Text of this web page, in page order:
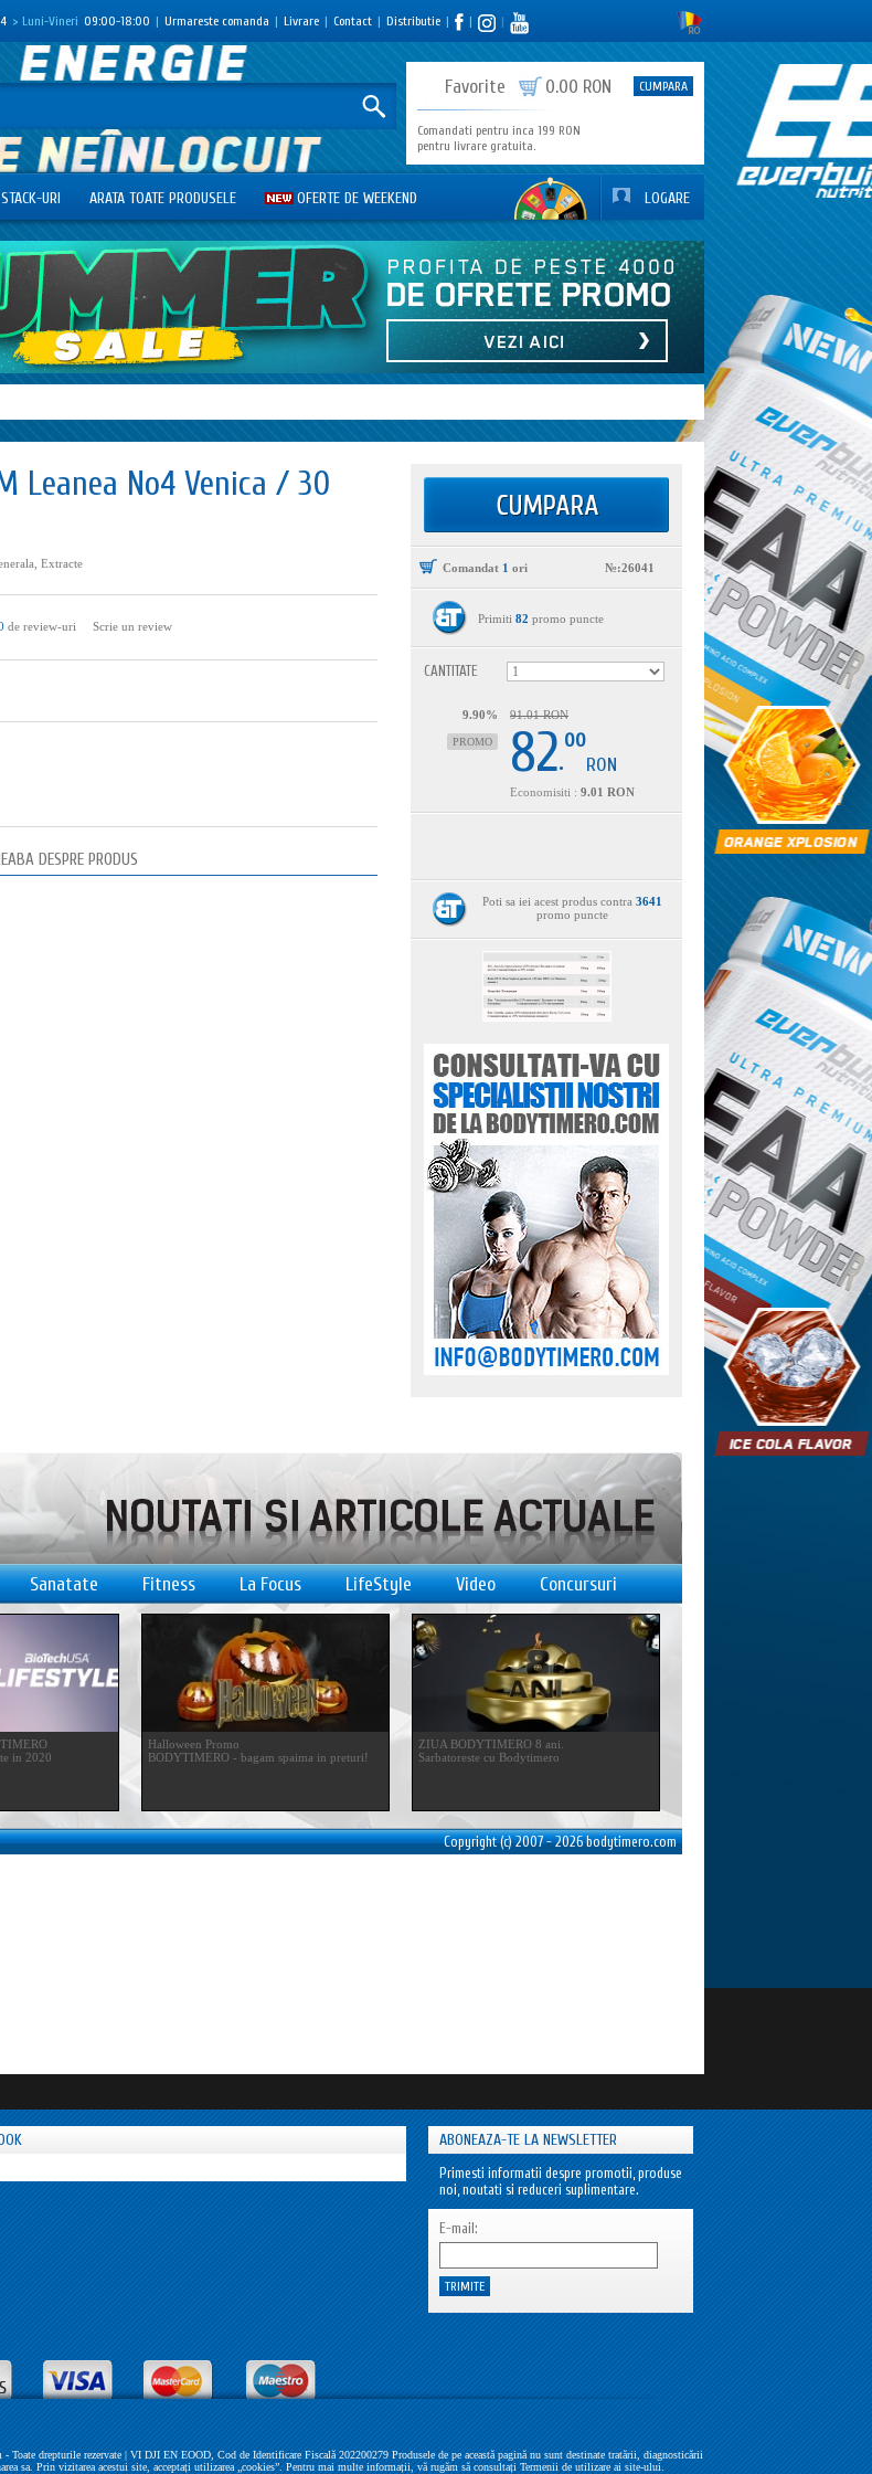
> Luni-Vineri 09:00-18:00 | Urmareste comanda | Livrare | Contact | Distributie | | |
Favorite 0.00 RON CUMPARA
Comandati pentru inca 199 RON
pentru livrare gratuita.
STACK-URI ARATA TOATE PRODUSELE OFERTE DE WEEKEND LOGARE
Leanea No4 Venica / 30
Extracte
de review-uri Scrie un review
DESPRE PRODUS
Comandat 1 ori №:26041
Primiti 82 promo puncte
CANTITATE
9.90%
PROMO
91.01 RON
82.
00
RON
Economisiti : 9.01 RON
Poti sa iei acest produs contra 3641
promo puncte
Sanatate Fitness La Focus LifeStyle Video Concursuri
in 2020
Halloween Promo
BODYTIMERO - bagam spaima in preturi!
ZIUA BODYTIMERO 8 ani.
Sarbatoreste cu Bodytimero
Copyright (c) 2007 - 2026 bodytimero.com
ABONEAZA-TE LA NEWSLETTER
Primesti informatii despre promotii, produse
noi, noutati si reduceri suplimentare.
E-mail:
drepturile rezervate | VI DJI EN EOOD, Cod de Identificare Fiscală 202200279 Produsele de pe această pagină nu sunt destinate tratării, diagnosticării
sa. Prin vizitarea acestui site, acceptați utilizarea „cookies”. Pentru mai multe informații, vă rugăm să consultați Termenii de utilizare ai site-ului.